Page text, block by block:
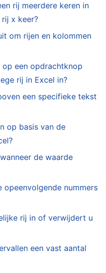
rij meerdere keren in
x keer?
om rijen en kolommen
een opdrachtknop
rij in Excel in?
een specifieke tekst
op basis van de
de waarde
nummers
rij in of verwijdert u
een vast aantal